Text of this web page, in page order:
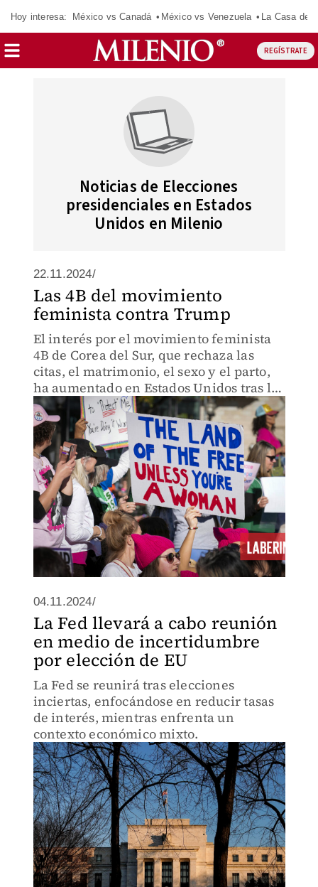
Hoy interesa: México vs Canadá México vs Venezuela La Casa de
REGÍSTRATE
Noticias de Elecciones
presidenciales en Estados
Unidos en Milenio
22.11.2024/
Las 4B del movimiento
feminista contra Trump
El interés por el movimiento feminista
4B de Corea del Sur, que rechaza las
citas, el matrimonio, el sexo y el parto,
ha aumentado en Estados Unidos tras las
últimas elecciones presidenciales.
04.11.2024/
La Fed llevará a cabo reunión
en medio de incertidumbre
por elección de EU
La Fed se reunirá tras elecciones
inciertas, enfocándose en reducir tasas
de interés, mientras enfrenta un
contexto económico mixto.